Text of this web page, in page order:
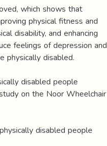
which shows that
physical fitness and
disability, and enhancing
feelings of depression and
physically disabled.
disabled people
on the Noor Wheelchair
disabled people